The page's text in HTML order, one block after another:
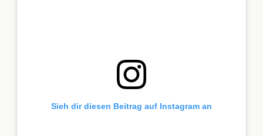
Sieh dir diesen Beitrag auf Instagram an